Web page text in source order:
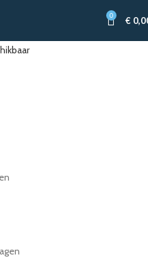
0 €